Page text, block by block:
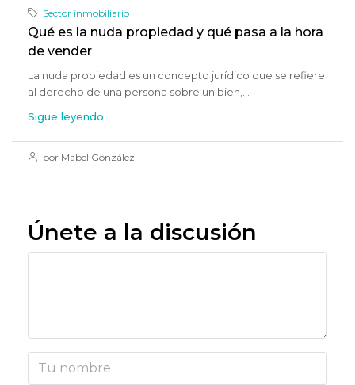
Sector inmobiliario
Qué es la nuda propiedad y qué pasa a la hora
de vender
La nuda propiedad es un concepto jurídico que se refiere
al derecho de una persona sobre un bien,...
Sigue leyendo
por Mabel González
Únete a la discusión